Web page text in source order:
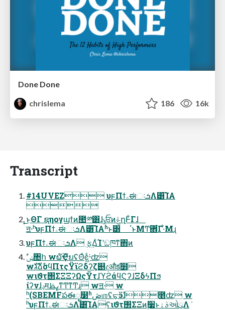
Done Done
chrislema
186 16k
Transcript
#14UVEZ υϝΠϯۦಈઃܭΛ͸͡ΊΑ͏

͓͜ͱΘΓ ຊηογϣϯͷ಺༰͸ɺݸਓͷݟղͰ͋Γɺ
ॻ੶ʰυϝΠϯۦಈઃܭΛ͸͡ΊΑ͏ʱͱ͸ ΄ͱΜͲؔ܎͋Γ·ͤΜɻ
υϝΠϯۦಈઃܭΛ ࣮ફ͢ΔͨΊʹඞཁͳ΋ͷ
wגࣜձࣾσϥΠτςΫϊϩδʔζ୅දऔక໾
wιϑτ΢ΣΞΞʔΩςΫτɺϓϩάϥϚʔɺΞδϟΠϧ
ίʔνɺݚमߨࢣͳͲͳͲɻ wॻ੶ w
ʰ(SBEMFపఈೖ໳ʱڞஶʢᠳӭࣾɺ೥ʣ w
ʰυϝΠϯۦಈઃܭΛ͸͡ΊΑ͏ʕιϑτ΢ΣΞͷ࣮૷ͱࣄۀઓུΛ݁